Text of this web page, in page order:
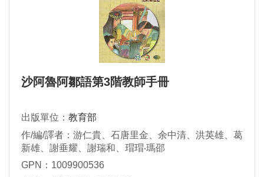
沙阿魯阿鄒語第3階教師手冊
出版單位： 教育部
作/編/譯者：游仁貴、石唐里金、余中清、洪英雄、葛
新雄、謝垂耀、謝瑞和、瑁瑁‧瑪邵
GPN：1009900536